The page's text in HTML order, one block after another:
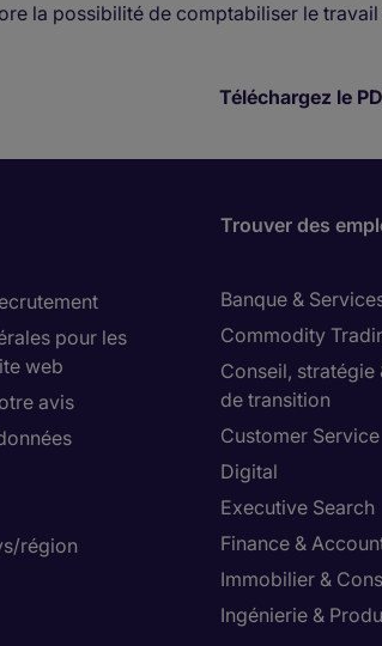
la possibilité de comptabiliser le
Téléchargez le
pour les
web
avis
région
Trouver des
Banque &
Commodity
Conseil, stratégie
de transition
Customer Service
Digital
Executive Search
Finance &
Immobilier &
Ingénierie &